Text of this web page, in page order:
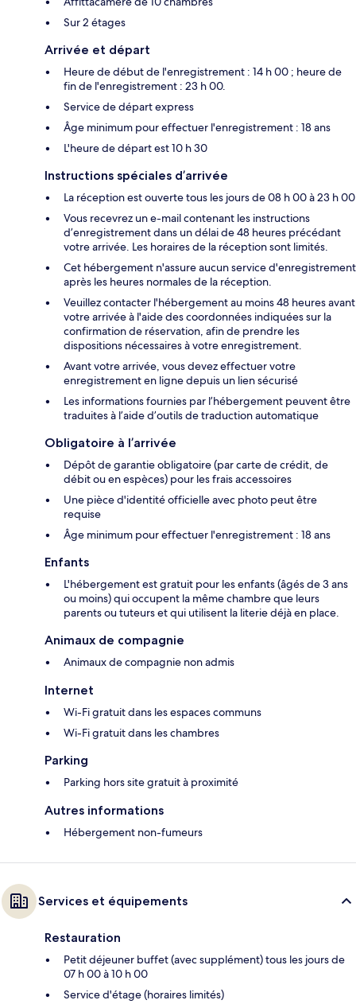
Sur 2 étages
Arrivée et départ
Heure de début de l'enregistrement : 14 h 00 ; heure de
fin de l'enregistrement : 23 h 00.
Service de départ express
Âge minimum pour effectuer l'enregistrement : 18 ans
L'heure de départ est 10 h 30
Instructions spéciales d’arrivée
La réception est ouverte tous les jours de 08 h 00 à 23 h 00
Vous recevrez un e-mail contenant les instructions
d’enregistrement dans un délai de 48 heures précédant
votre arrivée. Les horaires de la réception sont limités.
Cet hébergement n'assure aucun service d'enregistrement
après les heures normales de la réception.
Veuillez contacter l'hébergement au moins 48 heures avant
votre arrivée à l'aide des coordonnées indiquées sur la
confirmation de réservation, afin de prendre les
dispositions nécessaires à votre enregistrement.
Avant votre arrivée, vous devez effectuer votre
enregistrement en ligne depuis un lien sécurisé
Les informations fournies par l’hébergement peuvent être
traduites à l’aide d’outils de traduction automatique
Obligatoire à l’arrivée
Dépôt de garantie obligatoire (par carte de crédit, de
débit ou en espèces) pour les frais accessoires
Une pièce d'identité officielle avec photo peut être
requise
Âge minimum pour effectuer l'enregistrement : 18 ans
Enfants
L'hébergement est gratuit pour les enfants (âgés de 3 ans
ou moins) qui occupent la même chambre que leurs
parents ou tuteurs et qui utilisent la literie déjà en place.
Animaux de compagnie
Animaux de compagnie non admis
Internet
Wi-Fi gratuit dans les espaces communs
Wi-Fi gratuit dans les chambres
Parking
Parking hors site gratuit à proximité
Autres informations
Hébergement non-fumeurs
Services et équipements
Restauration
Petit déjeuner buffet (avec supplément) tous les jours de
07 h 00 à 10 h 00
Service d'étage (horaires limités)